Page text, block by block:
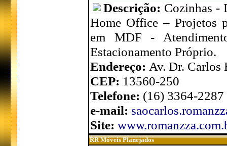
Descrição: Cozinhas -
Home Office – Projetos
em MDF -
Estacionamento Próprio.
Endereço: Av. Dr. Carlos
CEP: 13560-250
Telefone: (16) 3364-2287
e-mail:
Site:
RR Móveis Planejados